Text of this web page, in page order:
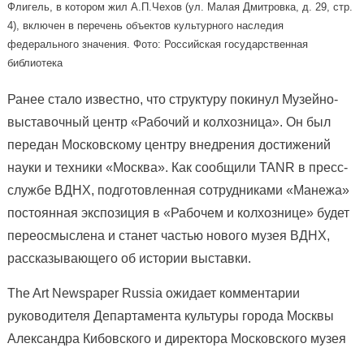
Флигель, в котором жил А.П.Чехов (ул. Малая Дмитровка, д. 29, стр.
4), включен в перечень объектов культурного наследия
федерального значения. Фото: Российская государственная
библиотека
Ранее стало известно, что структуру покинул Музейно-
выставочный центр «Рабочий и колхозница». Он был
передан Московскому центру внедрения достижений
науки и техники «Москва». Как сообщили TANR в пресс-
службе ВДНХ, подготовленная сотрудниками «Манежа»
постоянная экспозиция в «Рабочем и колхознице» будет
переосмыслена и станет частью нового музея ВДНХ,
рассказывающего об истории выставки.
The Art Newspaper Russia ожидает комментарии
руководителя Департамента культуры города Москвы
Александра Кибовского и директора Московского музея